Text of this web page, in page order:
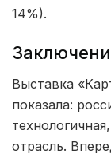
14%).
Выставка
показала:
отрасль.